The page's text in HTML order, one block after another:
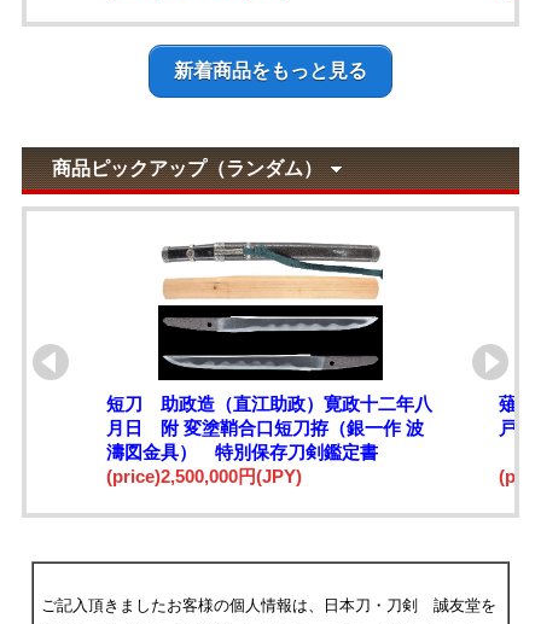
新着商品をもっと見る
商品ピックアップ（ランダム）
短刀 助政造（直江助政）寛政十二年八
月日 附 変塗鞘合口短刀拵（銀一作 波
濤図金具） 特別保存刀剣鑑定書
(price)2,500,000円(JPY)
薙刀
戸
ご記入頂きましたお客様の個人情報は、日本刀・刀剣 誠友堂を